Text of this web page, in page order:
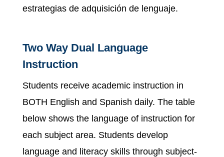
estrategias de adquisición de lenguaje.
Two Way Dual Language
Instruction
Students receive academic instruction in
BOTH English and Spanish daily. The table
below shows the language of instruction for
each subject area. Students develop
language and literacy skills through subject-